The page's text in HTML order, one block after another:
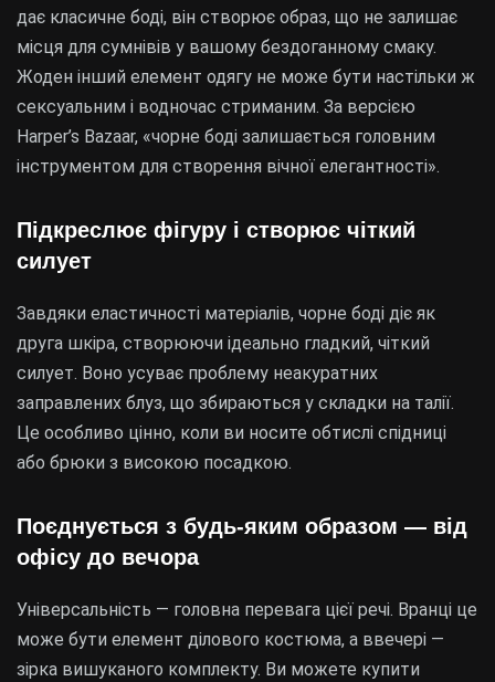
дає класичне боді, він створює образ, що не залишає
місця для сумнівів у вашому бездоганному смаку.
Жоден інший елемент одягу не може бути настільки ж
сексуальним і водночас стриманим. За версією
Harper’s Bazaar, «чорне боді залишається головним
інструментом для створення вічної елегантності».
Підкреслює фігуру і створює чіткий
силует
Завдяки еластичності матеріалів, чорне боді діє як
друга шкіра, створюючи ідеально гладкий, чіткий
силует. Воно усуває проблему неакуратних
заправлених блуз, що збираються у складки на талії.
Це особливо цінно, коли ви носите обтислі спідниці
або брюки з високою посадкою.
Поєднується з будь-яким образом — від
офісу до вечора
Універсальність — головна перевага цієї речі. Вранці це
може бути елемент ділового костюма, а ввечері —
зірка вишуканого комплекту. Ви можете купити